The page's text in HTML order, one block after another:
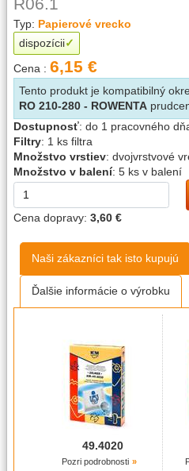
R06.1
Typ: Papierové vrecko
dispozícii
Cena : 6,15 €
Tento produkt je kompatibilný
RO 210-280 - ROWENTA
Dostupnosť: do 1 pracovného
Filtry: 1 ks filtra
Množstvo vrstiev: dvojvrstvové
Množstvo v balení: 5 ks v balení
Cena dopravy: 3,60 €
Naši zákazníci tak isto kupujú
Ďalšie informácie o výrobku
49.4020
Pozri podrobnosti